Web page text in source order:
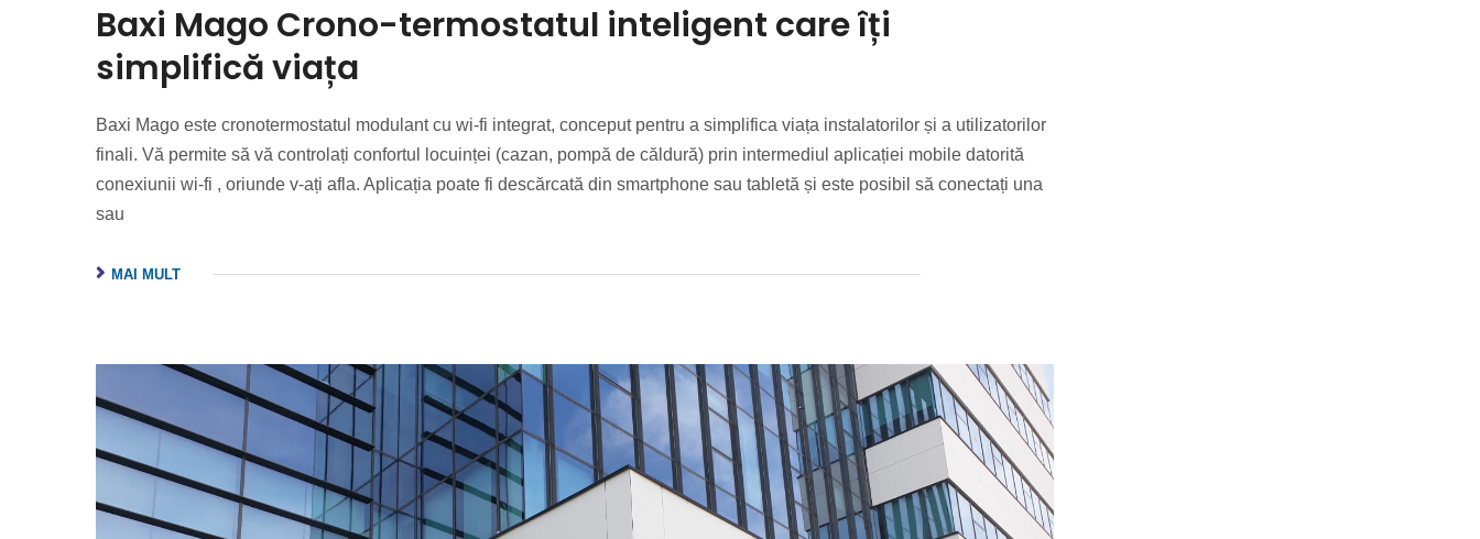
Baxi Mago Crono-termostatul inteligent care îți
simplifică viața
Baxi Mago este cronotermostatul modulant cu wi-fi integrat, conceput pentru a simplifica viața instalatorilor și a utilizatorilor
finali. Vă permite să vă controlați confortul locuinței (cazan, pompă de căldură) prin intermediul aplicației mobile datorită
conexiunii wi-fi , oriunde v-ați afla. Aplicația poate fi descărcată din smartphone sau tabletă și este posibil să conectați una
sau
MAI MULT